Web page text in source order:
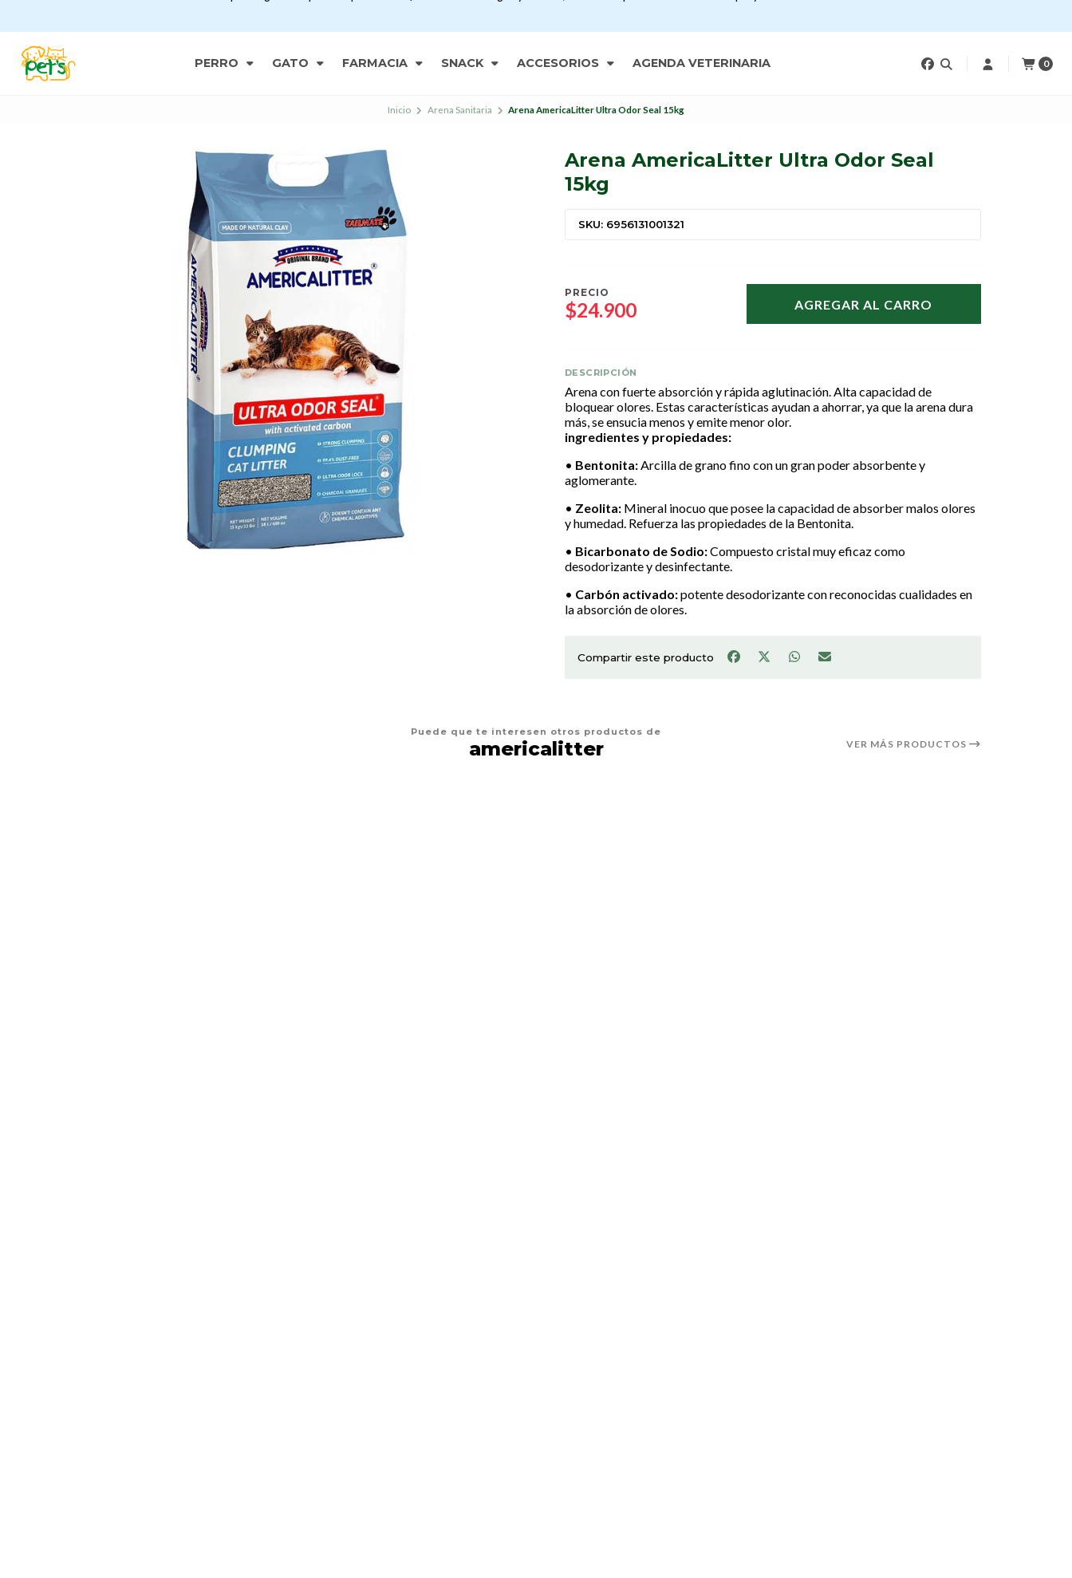
PERRO GATO FARMACIA SNACK ACCESORIOS AGENDA VETERINARIA 0
Inicio Arena Sanitaria Arena AmericaLitter Ultra Odor Seal 15kg
Arena AmericaLitter Ultra Odor Seal
15kg
SKU: 6956131001321
PRECIO
$24.900 AGREGAR AL CARRO
DESCRIPCIÓN
Arena con fuerte absorción y rápida aglutinación. Alta capacidad de
bloquear olores. Estas características ayudan a ahorrar, ya que la arena dura
más, se ensucia menos y emite menor olor.
ingredientes y propiedades:
• Bentonita:Arcilla de grano fino con un gran poder absorbente y
aglomerante.
• Zeolita: Mineral inocuo que posee la capacidad de absorber malos olores
y humedad. Refuerza las propiedades de la Bentonita.
• Bicarbonato de Sodio:Compuesto cristal muy eficaz como
desodorizante y desinfectante.
• Carbón activado:potente desodorizante con reconocidas cualidades en
la absorción de olores.
Compartir este producto
Puede que te interesen otros productos de
americalitter VER MÁS PRODUCTOS